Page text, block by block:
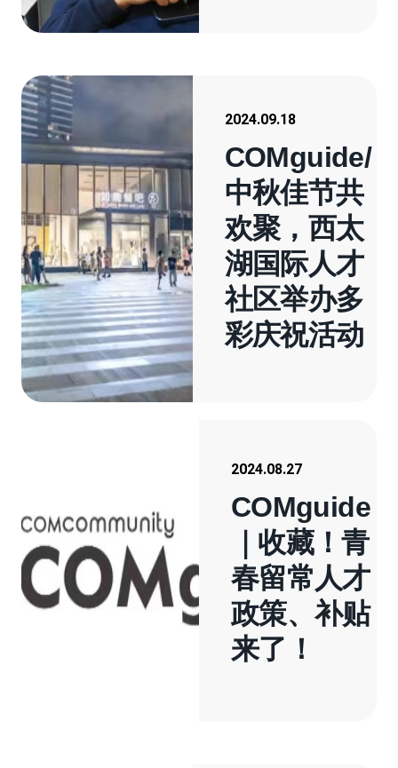
2024.09.18
COMguide/
中秋佳节共
欢聚，西太
湖国际人才
社区举办多
彩庆祝活动
2024.08.27
COMguide
｜收藏！青
春留常人才
政策、补贴
来了！